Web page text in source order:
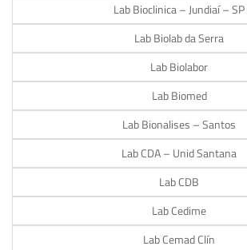
Lab Bioclinica – Jundiaí – SP
Lab Biolab da Serra
Lab Biolabor
Lab Biomed
Lab Bionalises – Santos
Lab CDA – Unid Santana
Lab CDB
Lab Cedime
Lab Cemad Clín